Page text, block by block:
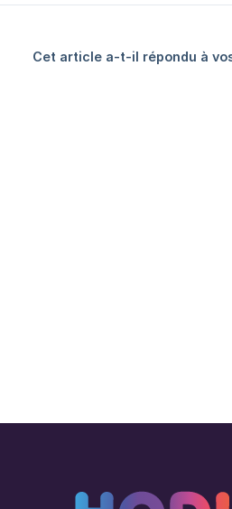
Cet article a-t-il répondu à